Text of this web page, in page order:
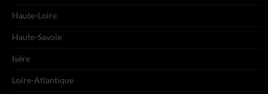
Haute-Loire
Haute-Savoie
Isère
Loire-Atlantique